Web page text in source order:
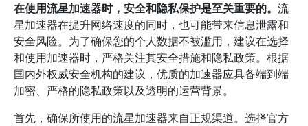
在使用流星加速器时，安全和隐私保护是至关重要的。 流
星加速器在提升网络速度的同时，也可能带来信息泄露和
安全风险。为了确保您的个人数据不被滥用，建议在选择
和使用加速器时，严格关注其安全措施和隐私政策。根据
国内外权威安全机构的建议，优质的加速器应具备端到端
加密、严格的隐私政策以及透明的运营背景。
首先，确保所使用的流星加速器来自正规渠道。选择官方